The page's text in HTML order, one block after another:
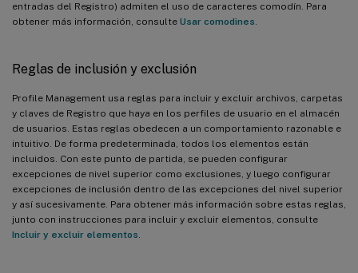
entradas del Registro) admiten el uso de caracteres comodín. Para
obtener más información, consulte Usar comodines
Reglas de inclusión y exclusión
Profile Management usa reglas para incluir y excluir archivos, carpetas
y claves de Registro que haya en los perfiles de usuario en el almacén
de usuarios. Estas reglas obedecen a un comportamiento razonable e
intuitivo. De forma predeterminada, todos los elementos están
incluidos. Con este punto de partida, se pueden configurar
excepciones de nivel superior como exclusiones, y luego configurar
excepciones de inclusión dentro de las excepciones del nivel superior
y así sucesivamente. Para obtener más información sobre estas reglas,
junto con instrucciones para incluir y excluir elementos, consulte
Incluir y excluir elementos